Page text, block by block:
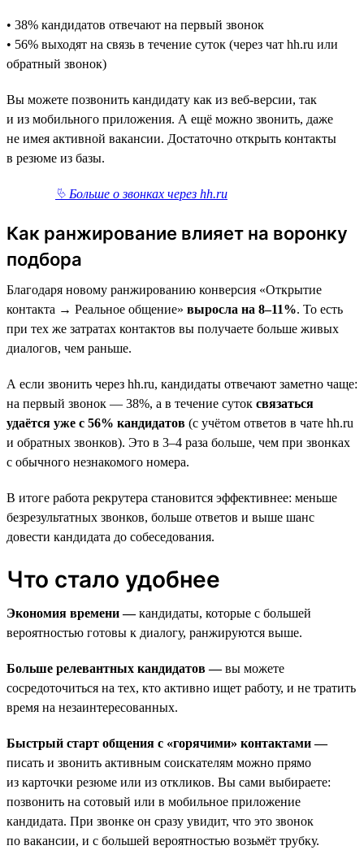
• 38% кандидатов отвечают на первый звонок
• 56% выходят на связь в течение суток (через чат hh.ru или
обратный звонок)
Вы можете позвонить кандидату как из веб-версии, так
и из мобильного приложения. А ещё можно звонить, даже
не имея активной вакансии. Достаточно открыть контакты
в резюме из базы.
⮱ Больше о звонках через hh.ru
Как ранжирование влияет на воронку
подбора
Благодаря новому ранжированию конверсия «Открытие
контакта → Реальное общение» выросла на 8–11%. То есть
при тех же затратах контактов вы получаете больше живых
диалогов, чем раньше.
А если звонить через hh.ru, кандидаты отвечают заметно чаще:
на первый звонок — 38%, а в течение суток связаться
удаётся уже с 56% кандидатов (с учётом ответов в чате hh.ru
и обратных звонков). Это в 3–4 раза больше, чем при звонках
с обычного незнакомого номера.
В итоге работа рекрутера становится эффективнее: меньше
безрезультатных звонков, больше ответов и выше шанс
довести кандидата до собеседования.
Что стало удобнее
Экономия времени —кандидаты, которые с большей
вероятностью готовы к диалогу, ранжируются выше.
Больше релевантных кандидатов —вы можете
сосредоточиться на тех, кто активно ищет работу, и не тратить
время на незаинтересованных.
Быстрый старт общения с «горячими» контактами —
писать и звонить активным соискателям можно прямо
из карточки резюме или из откликов. Вы сами выбираете:
позвонить на сотовый или в мобильное приложение
кандидата. При звонке он сразу увидит, что это звонок
по вакансии, и с большей вероятностью возьмёт трубку.